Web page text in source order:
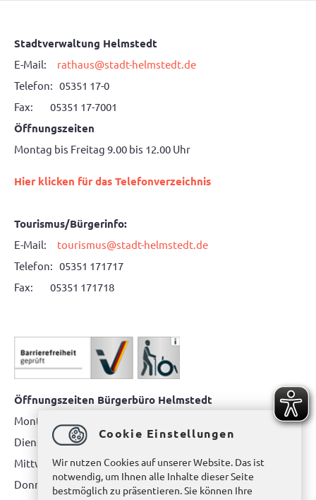
Stadtverwaltung Helmstedt
E-Mail: rathaus@stadt-helmstedt.de
Telefon: 05351 17-0
Fax: 05351 17-7001
Öffnungszeiten
Montag bis Freitag 9.00 bis 12.00 Uhr
Hier klicken für das Telefonverzeichnis
Tourismus/Bürgerinfo:
E-Mail: tourismus@stadt-helmstedt.de
Telefon: 05351 171717
Fax: 05351 171718
Öffnungszeiten Bürgerbüro Helmstedt
Montag: 08.00 bis 12.00 Uhr
Dienstag: 08.00 bis 12.00 Uhr & 15.00 Uhr bis 17.00 Uhr
Mittwoch: nur nach Terminvereinbarung
Donnerstag: 08.00 bis 12.00 Uhr & 14.00 Uhr bis 16.00 Uhr
Cookie Einstellungen
Wir nutzen Cookies auf unserer Website. Das ist
notwendig, um Ihnen alle Inhalte dieser Seite
bestmöglich zu präsentieren. Sie können Ihre